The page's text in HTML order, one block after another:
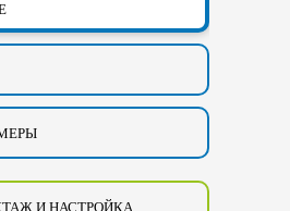
И НАСТРОЙКА